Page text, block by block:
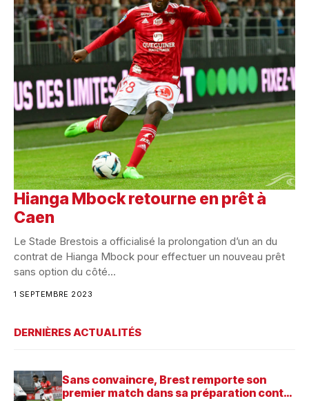
Hianga Mbock retourne en prêt à
Caen
Le Stade Brestois a officialisé la prolongation d’un an du
contrat de Hianga Mbock pour effectuer un nouveau prêt
sans option du côté...
1 SEPTEMBRE 2023
DERNIÈRES ACTUALITÉS
Sans convaincre, Brest remporte son
premier match dans sa préparation contre